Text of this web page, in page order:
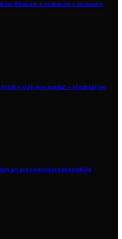
Řihákem o podnikání v obalovém
a stojí moc peněz! – přednáší Jan
při prezentování zákazníkům